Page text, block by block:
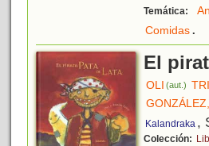
Temática:
Comidas.
El
OLI (aut.)
Kalandraka ,
Colección: